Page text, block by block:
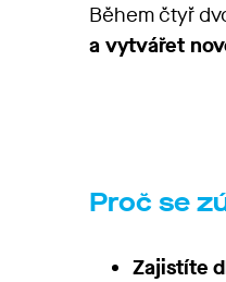
Během čtyř
a vytvářet
Proč se
Zajistíte